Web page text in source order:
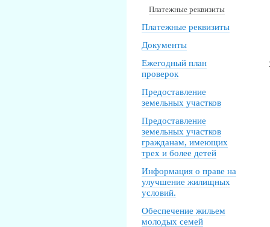
Платежные реквизиты
Платежные реквизиты
Документы
Ежегодный план
проверок
Предоставление
земельных участков
Предоставление
земельных участков
гражданам, имеющих
трех и более детей
Информация о праве на
улучшение жилищных
условий.
Обеспечение жильем
молодых семей